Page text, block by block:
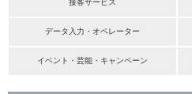
接客サービス
データ入力・オペレーター
イベント・芸能・キャンペーン